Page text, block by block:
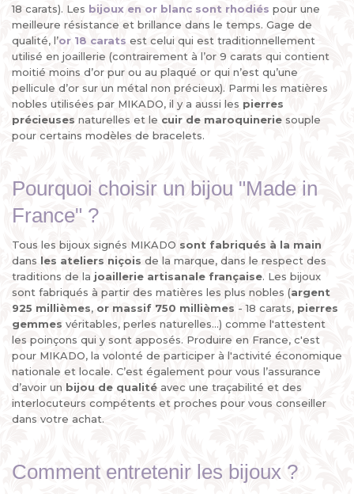
18 carats). Les bijoux en or blanc sont rhodiés pour une
meilleure résistance et brillance dans le temps. Gage de
qualité, l’or 18 carats est celui qui est traditionnellement
utilisé en joaillerie (contrairement à l’or 9 carats qui contient
moitié moins d’or pur ou au plaqué or qui n’est qu’une
pellicule d’or sur un métal non précieux). Parmi les matières
nobles utilisées par MIKADO, il y a aussi les pierres
précieuses naturelles et le cuir de maroquinerie souple
pour certains modèles de bracelets.
Pourquoi choisir un bijou "Made in
France" ?
Tous les bijoux signés MIKADO sont fabriqués à la main
dans les ateliers niçois de la marque, dans le respect des
traditions de la joaillerie artisanale française. Les bijoux
sont fabriqués à partir des matières les plus nobles (argent
925 millièmes, or massif 750 millièmes - 18 carats, pierres
gemmes véritables, perles naturelles...) comme l'attestent
les poinçons qui y sont apposés. Produire en France, c'est
pour MIKADO, la volonté de participer à l'activité économique
nationale et locale. C’est également pour vous l’assurance
d’avoir un bijou de qualité avec une traçabilité et des
interlocuteurs compétents et proches pour vous conseiller
dans votre achat.
Comment entretenir les bijoux ?